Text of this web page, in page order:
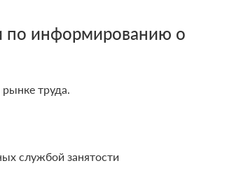
по информированию о
труда.
службой занятости